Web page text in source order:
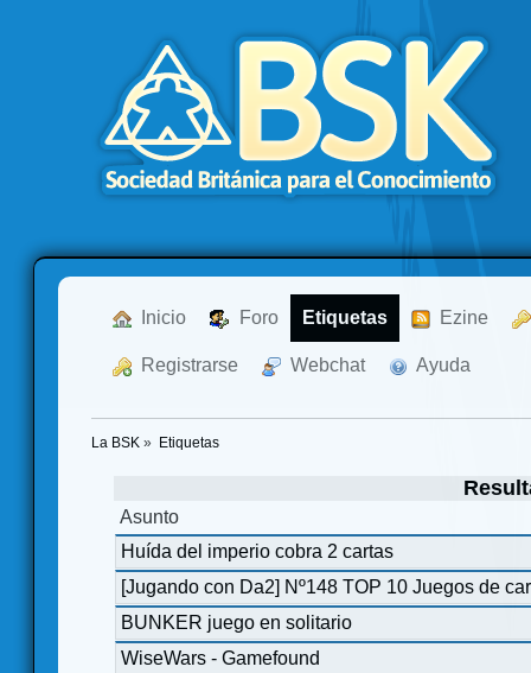
Inicio Foro Etiquetas Ezine
Registrarse Webchat Ayuda
La BSK » Etiquetas
Asunto
Huída del imperio cobra 2 cartas
[Jugando con Da2] Nº148 TOP 10 Juegos de
BUNKER juego en solitario
WiseWars - Gamefound